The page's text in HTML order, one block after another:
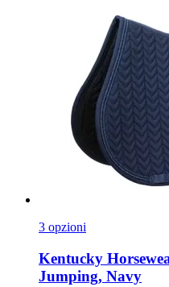
3 opzioni
Kentucky
Jumping, Navy